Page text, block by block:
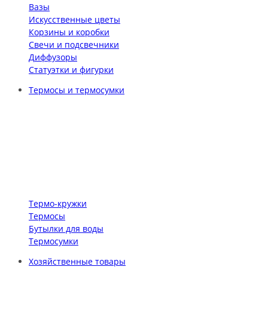
Вазы
Искусственные цветы
Корзины и коробки
Свечи и подсвечники
Диффузоры
Статуэтки и фигурки
Термосы и термосумки
Термо-кружки
Термосы
Бутылки для воды
Термосумки
Хозяйственные товары